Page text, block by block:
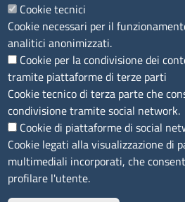
Codice Fiscale e Partita Iva:
Codice univoco ufficio
Seguici su
Sito web
Accesso riservato
Cookie tecnici
Cookie necessari per il
analitici anonimizzati.
Cookie per la condivisione dei
tramite piattaforme di terze parti
Cookie tecnico di terza parte che
condivisione tramite social network.
Cookie di piattaforme di social
Cookie legati alla visualizzazione di
multimediali incorporati, che
profilare l'utente.